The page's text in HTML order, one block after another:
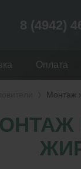
8 (4942)
Оплата
Монтаж